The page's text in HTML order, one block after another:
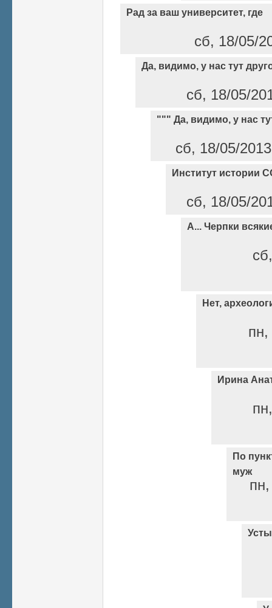
Рад за ваш университет, где
сб, 18/05/
Да, видимо, у нас тут
сб, 18/05/
""" Да, видимо, у нас
сб, 18/05/
Институт истории
сб, 18/05/
А... Черпки
Нет,
Ирина
По
муж